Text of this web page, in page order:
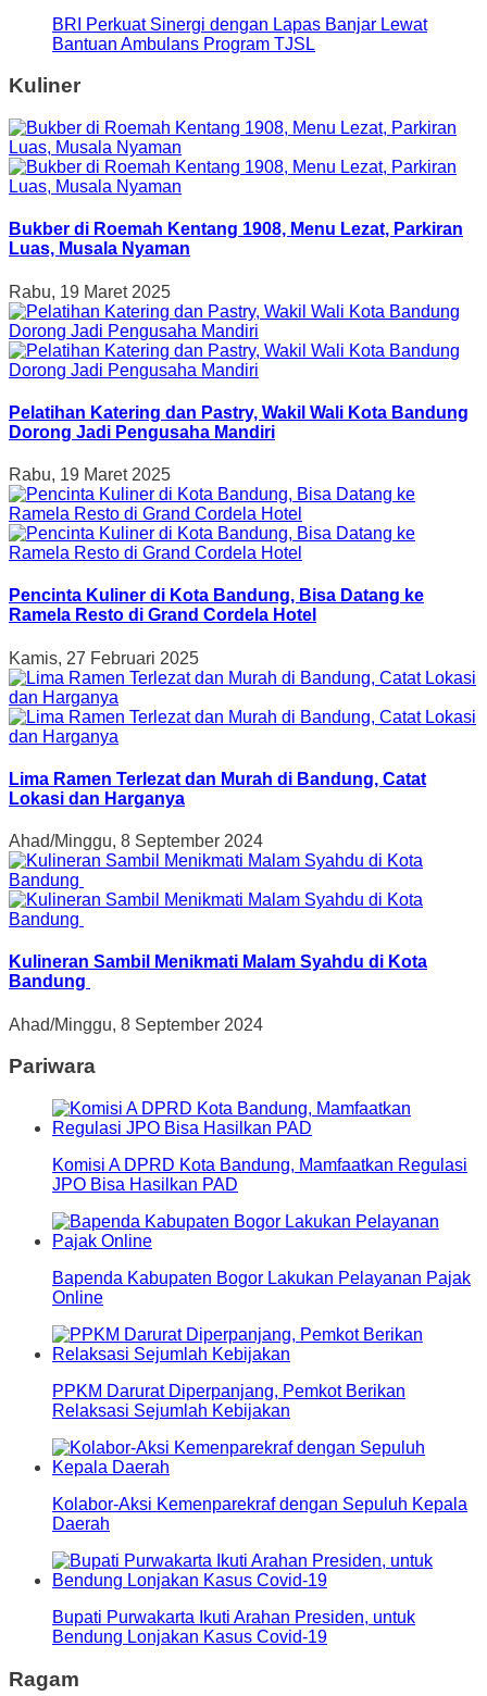
BRI Perkuat Sinergi dengan Lapas Banjar Lewat
Bantuan Ambulans Program TJSL
Kuliner
Bukber di Roemah Kentang 1908, Menu Lezat, Parkiran
Luas, Musala Nyaman
Rabu, 19 Maret 2025
Pelatihan Katering dan Pastry, Wakil Wali Kota Bandung
Dorong Jadi Pengusaha Mandiri
Rabu, 19 Maret 2025
Pencinta Kuliner di Kota Bandung, Bisa Datang ke
Ramela Resto di Grand Cordela Hotel
Kamis, 27 Februari 2025
Lima Ramen Terlezat dan Murah di Bandung, Catat
Lokasi dan Harganya
Ahad/Minggu, 8 September 2024
Kulineran Sambil Menikmati Malam Syahdu di Kota
Bandung
Ahad/Minggu, 8 September 2024
Pariwara
Komisi A DPRD Kota Bandung, Mamfaatkan Regulasi
JPO Bisa Hasilkan PAD
Bapenda Kabupaten Bogor Lakukan Pelayanan Pajak
Online
PPKM Darurat Diperpanjang, Pemkot Berikan
Relaksasi Sejumlah Kebijakan
Kolabor-Aksi Kemenparekraf dengan Sepuluh Kepala
Daerah
Bupati Purwakarta Ikuti Arahan Presiden, untuk
Bendung Lonjakan Kasus Covid-19
Ragam